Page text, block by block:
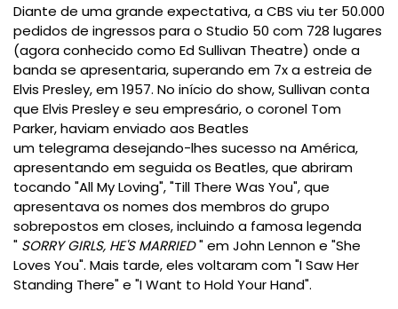
Diante de uma grande expectativa, aCBS viu ter 50.000
pedidos de ingressos para o Studio 50 com 728 lugares
(agora conhecido como Ed Sullivan Theatre) onde a
banda se apresentaria,superando em 7x a estreia de
Elvis Presley, em 1957. No início do show, Sullivan conta
que Elvis Presley e seu empresário,o coronel Tom
Parker, haviam enviado aos Beatles
um telegramadesejando-lhes sucesso na América,
apresentando em seguidaos Beatles, que abriram
tocando "All My Loving", "Till There Was You", que
apresentava os nomes dos membros do grupo
sobrepostos em closes, incluindo a famosa legenda
" SORRY GIRLS, HE'S MARRIED" emJohn Lennone "She
Loves You". Mais tarde, eles voltaram com"I Saw Her
Standing There" e "I Want to Hold Your Hand".